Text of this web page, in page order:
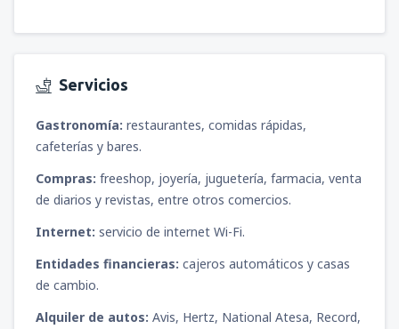
Servicios
Gastronomía: restaurantes, comidas rápidas,
cafeterías y bares.
Compras: freeshop, joyería, juguetería, farmacia, venta
de diarios y revistas, entre otros comercios.
Internet: servicio de internet Wi-Fi.
Entidades financieras: cajeros automáticos y casas
de cambio.
Alquiler de autos: Avis, Hertz, National Atesa, Record,